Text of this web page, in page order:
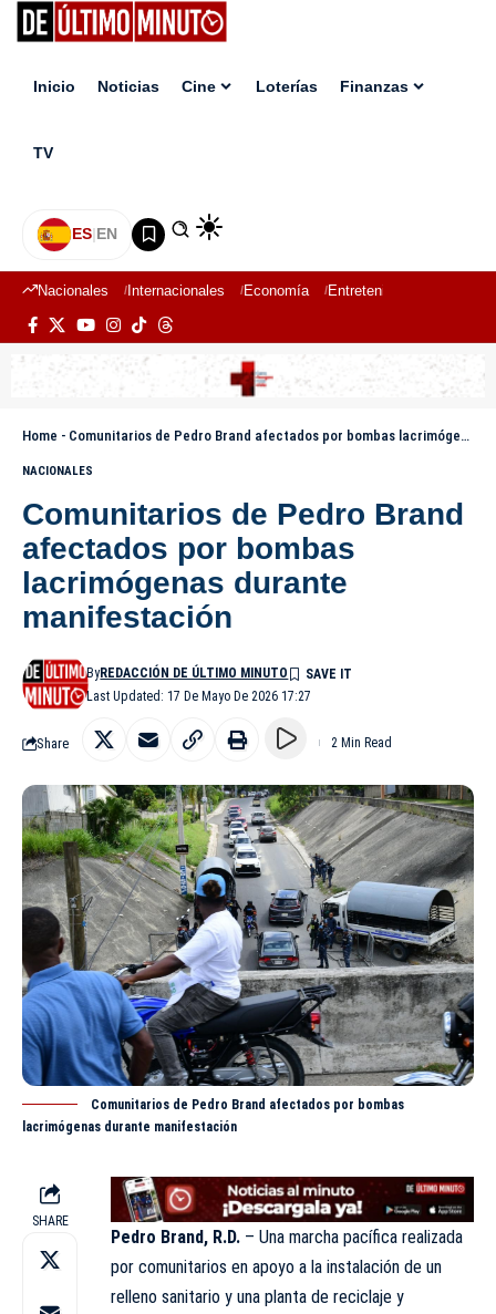
Inicio Noticias Cine Loterías Finanzas
TV
ES|EN
Nacionales Internacionales Economía Entretenimiento
Home - Comunitarios de Pedro Brand afectados por bombas lacrimógenas durante manifestación
NACIONALES
Comunitarios de Pedro Brand
afectados por bombas
lacrimógenas durante
manifestación
Last Updated: 17 De Mayo De 2026 17:27
ByREDACCIÓN DE ÚLTIMO MINUTO
Share 2 Min Read
Comunitarios de Pedro Brand afectados por bombas
lacrimógenas durante manifestación
SHARE
Pedro Brand, R.D. – Una marcha pacífica realizada
por comunitarios en apoyo a la instalación de un
relleno sanitario y una planta de reciclaje y